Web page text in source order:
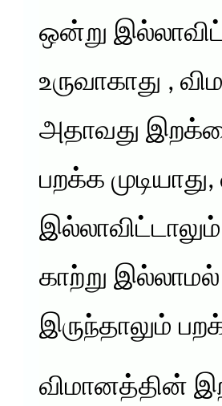
ஒன்று
உருவாகாது ,
அதாவது
பறக்க
இல்லாவிட்டாலும்
காற்று
இருந்தாலும்
விமானத்தின்